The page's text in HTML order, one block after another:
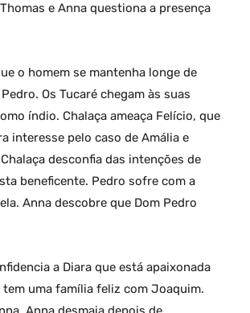
e Anna questiona a presença
o homem se mantenha longe de
Os Tucaré chegam às suas
índio. Chalaça ameaça Felício, que
interesse pelo caso de Amália e
desconfia das intenções de
beneficente. Pedro sofre com a
Anna descobre que Dom Pedro
a Diara que está apaixonada
uma família feliz com Joaquim.